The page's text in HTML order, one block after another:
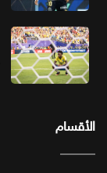
الأقسام